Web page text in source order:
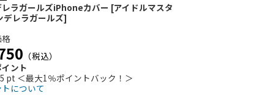
レラガールズiPhoneカバー [アイドルマスタ
デレラガールズ]
（税込）
ント
pt ＜最大1％ポイントバック！＞
について